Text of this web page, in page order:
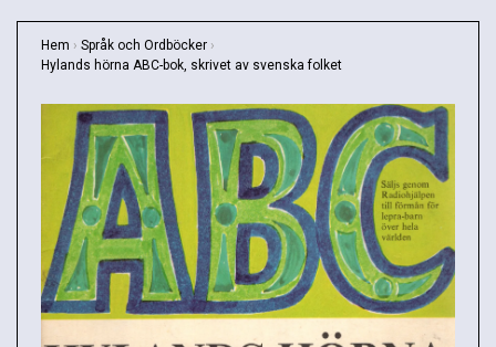
Hem › Språk och Ordböcker ›
Hylands hörna ABC-bok, skrivet av svenska folket